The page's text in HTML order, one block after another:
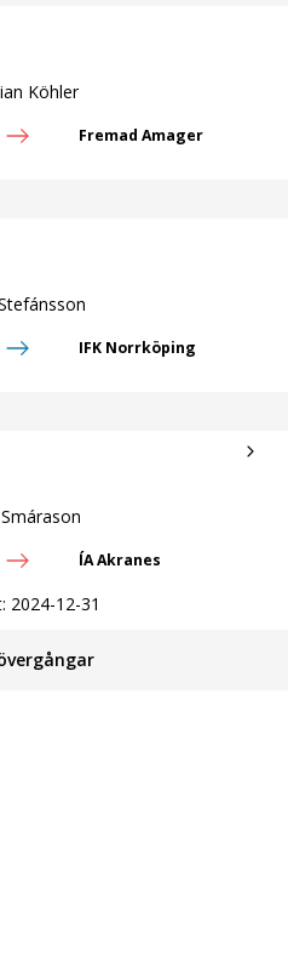
Köhler
Fremad Amager
IFK Norrköping
ÍA Akranes
2024-12-31